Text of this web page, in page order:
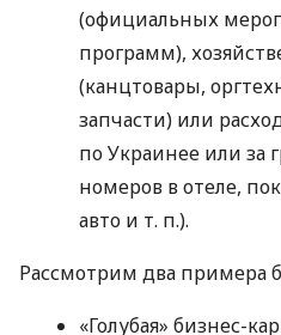
(официальных
программ),
(канцтовары,
запчасти) или
по Украинее или за
номеров в отеле,
авто и т. п.).
Рассмотрим два примера
«Голубая» бизнес-